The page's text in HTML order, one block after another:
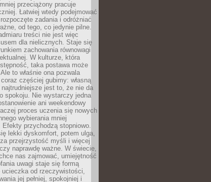
przeciążony pracuje
Łatwiej wtedy podejmować
zadania i odróżniać
od tego, co jedynie pilne.
treści nie jest więc
dla nielicznych. Staje się
zachowania równowagi
W kulturze, która
taka postawa może
to właśnie ona pozwala
częściej gubimy: własną
jest to, że nie da
spokoju. Nie wystarczy jedna
ani weekendowy
proces uczenia się nowych
wybierania mniej
Efekty przychodzą stopniowo.
lekki dyskomfort, potem ulga,
przejrzystość myśli i więcej
naprawdę ważne. W świecie,
nas zajmować, umiejętność
uwagi staje się formą
ucieczka od rzeczywistości,
jej pełniej, spokojniej i